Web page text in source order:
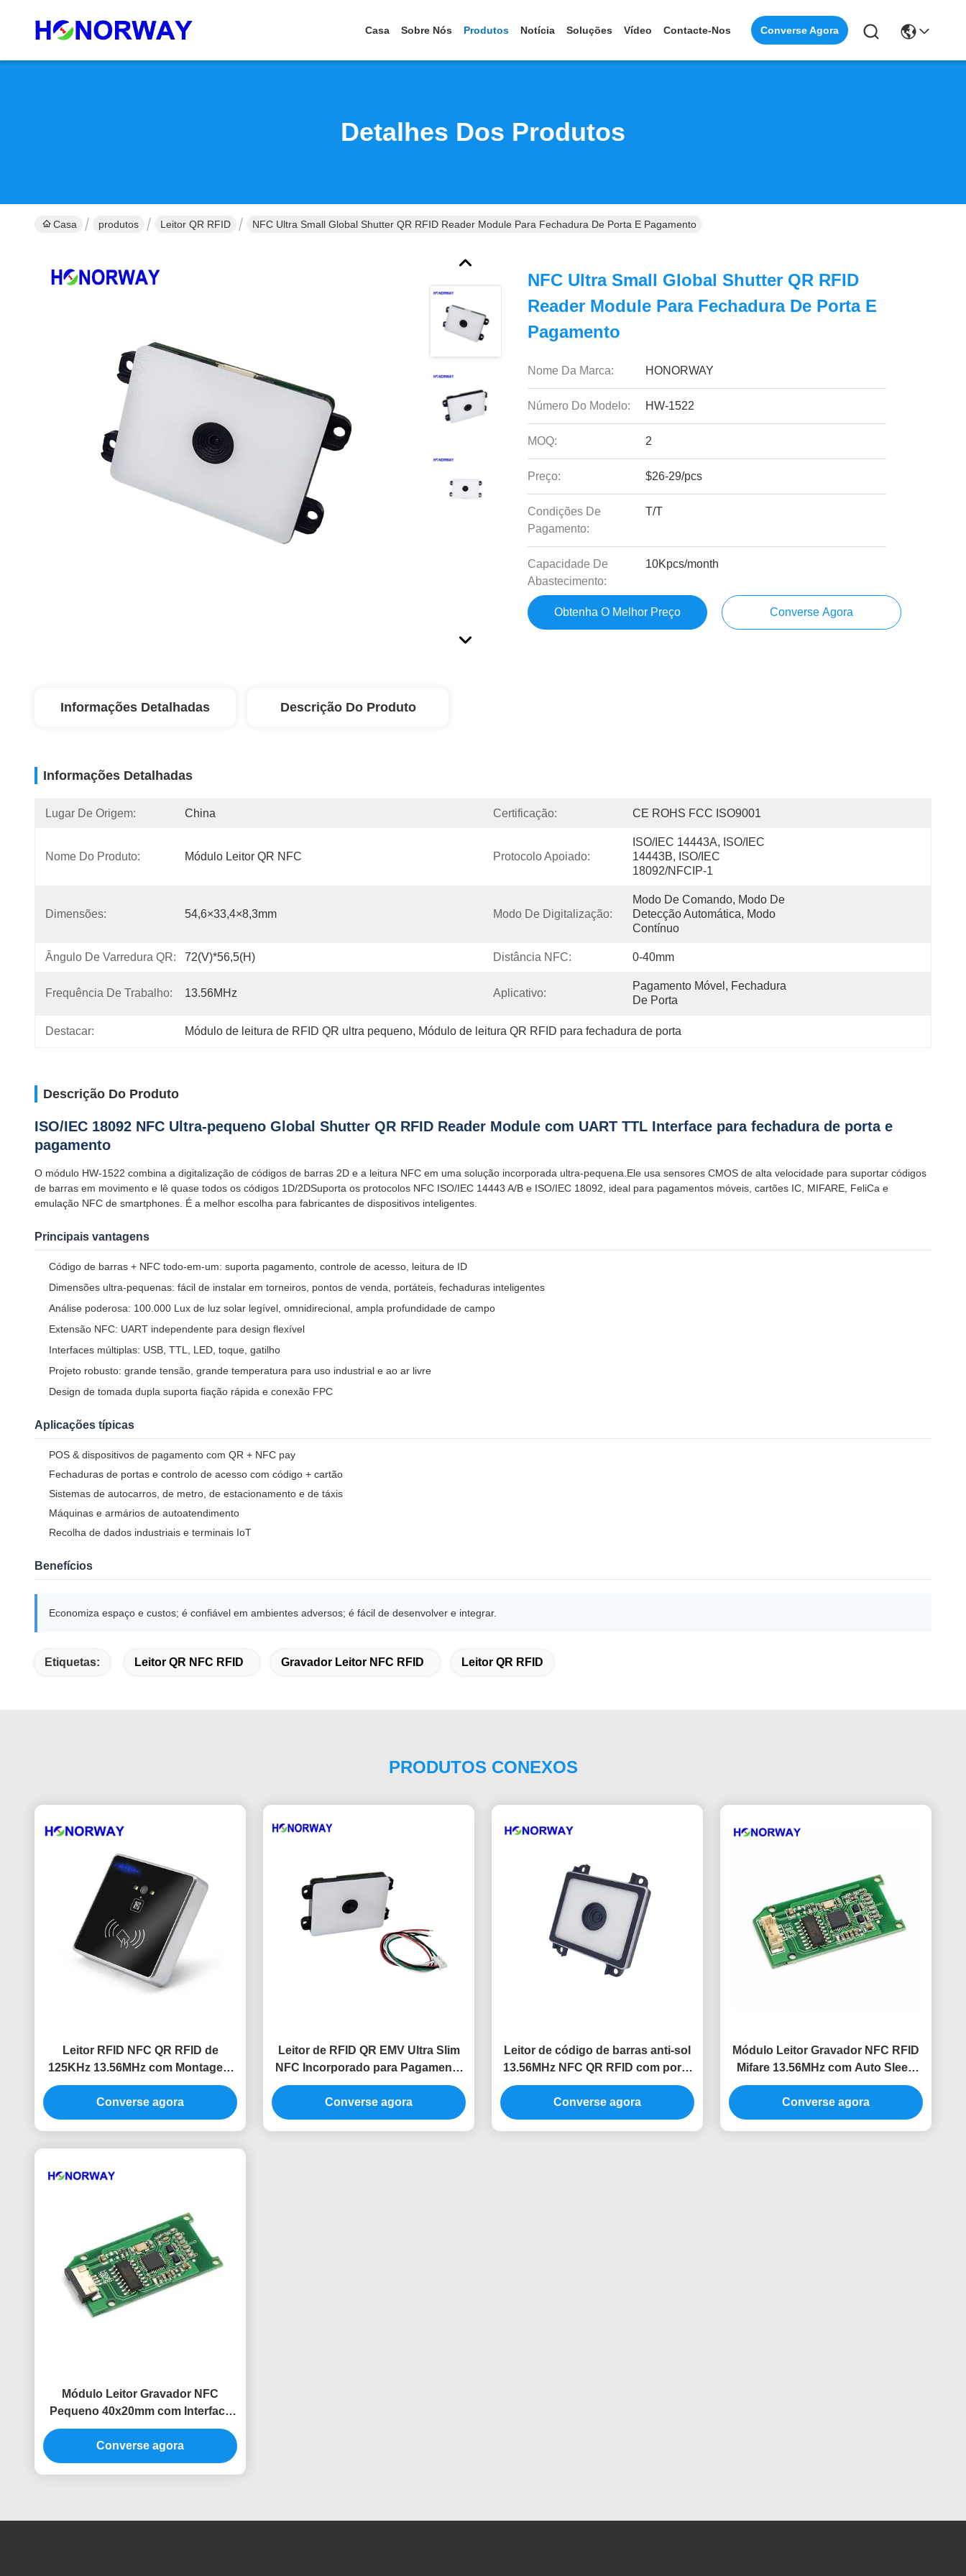
Casa Sobre Nós Produtos Notícia Soluções Vídeo Contacte-Nos Converse Agora
Detalhes Dos Produtos
Casa produtos Leitor QR RFID NFC Ultra Small Global Shutter QR RFID Reader Module Para Fechadura De Porta E Pagamento
NFC Ultra Small Global Shutter QR RFID
Reader Module Para Fechadura De Porta E
Pagamento
Nome Da Marca: HONORWAY
Número Do Modelo: HW-1522
MOQ: 2
Preço: $26-29/pcs
Condições De
Pagamento:
T/T
Capacidade De
Abastecimento:
10Kpcs/month
Obtenha O Melhor Preço Converse Agora
Informações Detalhadas Descrição Do Produto
Informações Detalhadas
Lugar De Origem: China Certificação: CE ROHS FCC ISO9001
Nome Do Produto: Módulo Leitor QR NFC Protocolo Apoiado:
ISO/IEC 14443A, ISO/IEC
14443B, ISO/IEC
18092/NFCIP-1
Dimensões: 54,6×33,4×8,3mm Modo De Digitalização:
Modo De Comando, Modo De
Detecção Automática, Modo
Contínuo
Ângulo De Varredura QR: 72(V)*56,5(H) Distância NFC: 0-40mm
Frequência De Trabalho: 13.56MHz Aplicativo:
Pagamento Móvel, Fechadura
De Porta
Destacar: Módulo de leitura de RFID QR ultra pequeno, Módulo de leitura QR RFID para fechadura de porta
Descrição Do Produto
ISO/IEC 18092 NFC Ultra-pequeno Global Shutter QR RFID Reader Module com UART TTL Interface para fechadura de porta e
pagamento
O módulo HW-1522 combina a digitalização de códigos de barras 2D e a leitura NFC em uma solução incorporada ultra-pequena.Ele usa sensores CMOS de alta velocidade para suportar códigos
de barras em movimento e lê quase todos os códigos 1D/2DSuporta os protocolos NFC ISO/IEC 14443 A/B e ISO/IEC 18092, ideal para pagamentos móveis, cartões IC, MIFARE, FeliCa e
emulação NFC de smartphones. É a melhor escolha para fabricantes de dispositivos inteligentes.
Principais vantagens
Código de barras + NFC todo-em-um: suporta pagamento, controle de acesso, leitura de ID
Dimensões ultra-pequenas: fácil de instalar em torneiros, pontos de venda, portáteis, fechaduras inteligentes
Análise poderosa: 100.000 Lux de luz solar legível, omnidirecional, ampla profundidade de campo
Extensão NFC: UART independente para design flexível
Interfaces múltiplas: USB, TTL, LED, toque, gatilho
Projeto robusto: grande tensão, grande temperatura para uso industrial e ao ar livre
Design de tomada dupla suporta fiação rápida e conexão FPC
Aplicações típicas
POS & dispositivos de pagamento com QR + NFC pay
Fechaduras de portas e controlo de acesso com código + cartão
Sistemas de autocarros, de metro, de estacionamento e de táxis
Máquinas e armários de autoatendimento
Recolha de dados industriais e terminais IoT
Benefícios
Economiza espaço e custos; é confiável em ambientes adversos; é fácil de desenvolver e integrar.
Etiquetas: Leitor QR NFC RFID Gravador Leitor NFC RFID Leitor QR RFID
PRODUTOS CONEXOS
Leitor RFID NFC QR RFID de
125KHz 13.56MHz com Montagem
Fixa para Controle de Acesso
Moderno
Converse agora
Leitor de RFID QR EMV Ultra Slim
NFC Incorporado para Pagamento
e Controle de Acesso Móvel
Converse agora
Leitor de código de barras anti-sol
13.56MHz NFC QR RFID com porta
serial para catraca
Converse agora
Módulo Leitor Gravador NFC RFID
Mifare 13.56MHz com Auto Sleep
para Sistema de Controle de
Acesso
Converse agora
Módulo Leitor Gravador NFC
Pequeno 40x20mm com Interface
TTL para Pagamento de Cartão de
Membro
Converse agora